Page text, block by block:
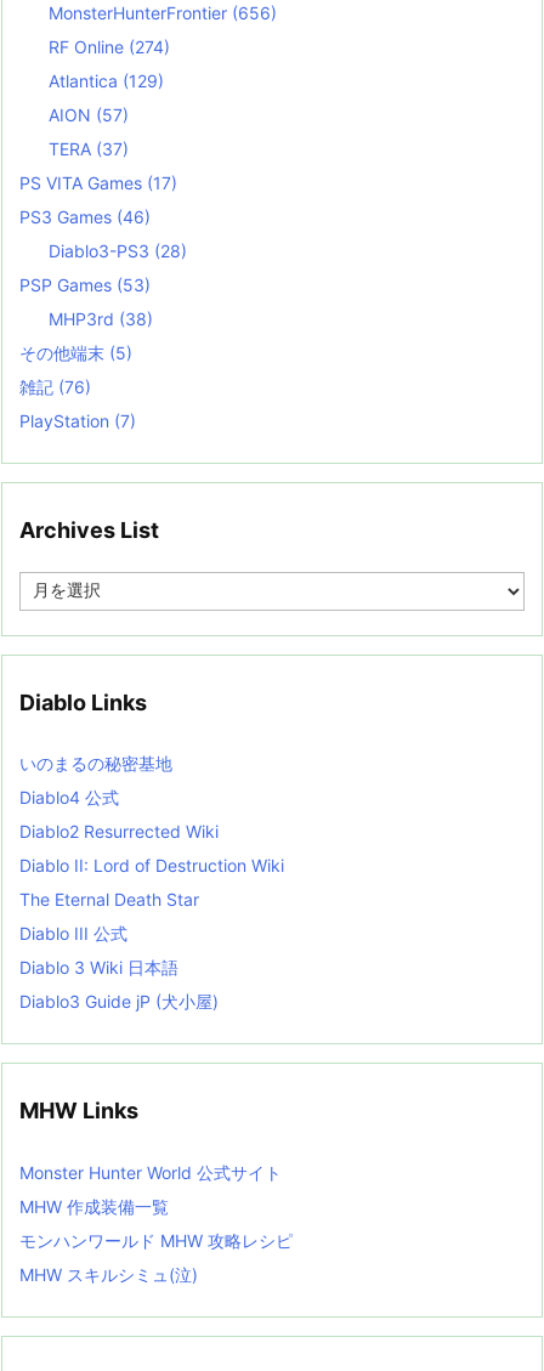
MonsterHunterFrontier (656)
RF Online (274)
Atlantica (129)
AION (57)
TERA (37)
PS VITA Games (17)
PS3 Games (46)
Diablo3-PS3 (28)
PSP Games (53)
MHP3rd (38)
その他端末 (5)
雑記 (76)
PlayStation (7)
Archives List
e
i
s
t
Diablo Links
いのまるの秘密基地
Diablo4 公式
Diablo2 Resurrected Wiki
Diablo II: Lord of Destruction Wiki
The Eternal Death Star
Diablo III 公式
Diablo 3 Wiki 日本語
Diablo3 Guide jP (犬小屋)
MHW Links
Monster Hunter World 公式サイト
MHW 作成装備一覧
モンハンワールド MHW 攻略レシピ
MHW スキルシミュ(泣)